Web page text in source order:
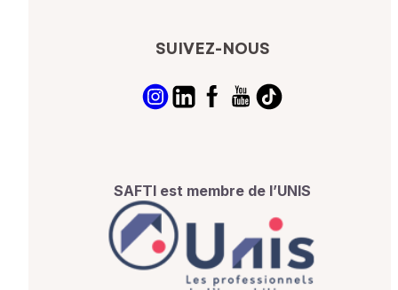
SUIVEZ-NOUS
SAFTI est membre de l’UNIS